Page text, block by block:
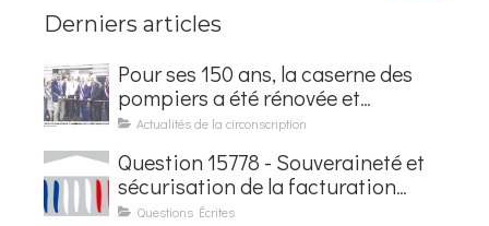
Derniers articles
Pour ses 150 ans, la caserne des
pompiers a été rénovée et
baptisée au nom d'Hubert
Actualités de la circonscription
Question 15778 - Souveraineté et
sécurisation de la facturation
électronique
Questions Écrites